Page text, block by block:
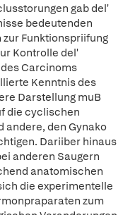
gab del'
bedeutenden
Funktionspriifung
Kontrolle del'
Carcinoms
Kenntnis des
Darstellung muB
die cyclischen
andere, den Gynako
Dariiber hinaus
anderen Saugern
anatomischen
die experimentelle
zum